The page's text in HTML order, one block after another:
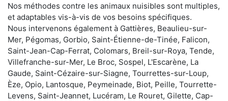
Nos méthodes contre les animaux nuisibles sont multiples,
et adaptables vis-à-vis de vos besoins spécifiques.
Nous intervenons également à Gattières, Beaulieu-sur-
Mer, Pégomas, Gorbio, Saint-Étienne-de-Tinée, Falicon,
Saint-Jean-Cap-Ferrat, Colomars, Breil-sur-Roya, Tende,
Villefranche-sur-Mer, Le Broc, Sospel, L'Escarène, La
Gaude, Saint-Cézaire-sur-Siagne, Tourrettes-sur-Loup,
Èze, Opio, Lantosque, Peymeinade, Biot, Peille, Tourrette-
Levens, Saint-Jeannet, Lucéram, Le Rouret, Gilette, Cap-